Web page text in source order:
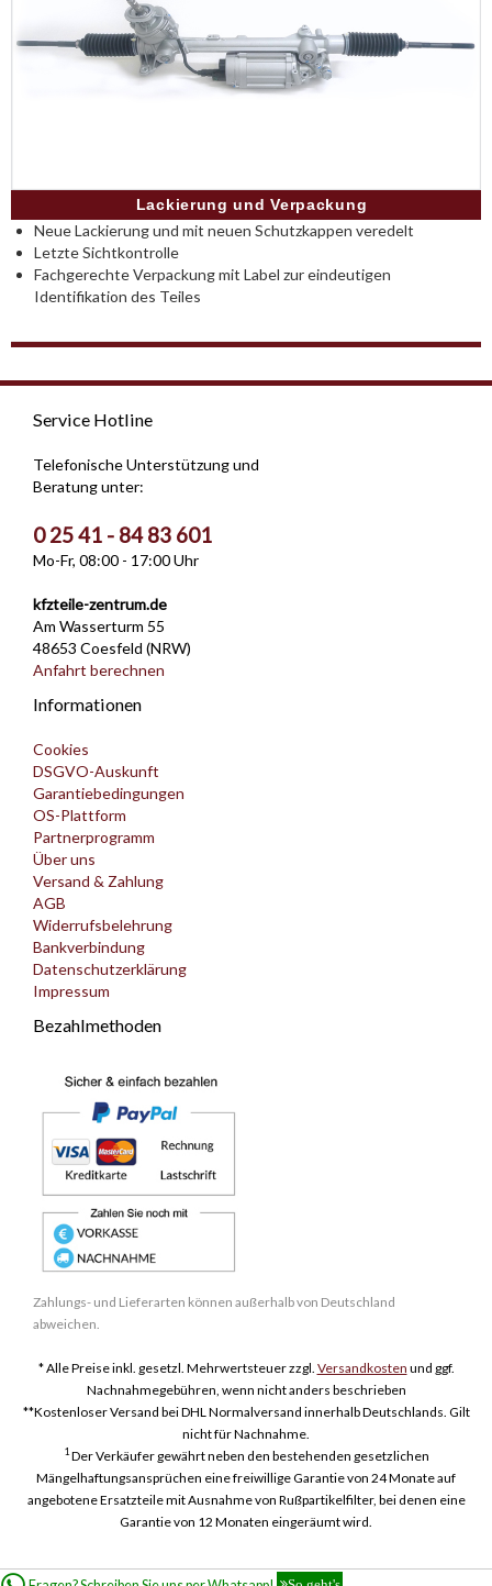
Lackierung und Verpackung
Neue Lackierung und mit neuen Schutzkappen veredelt
Letzte Sichtkontrolle
Fachgerechte Verpackung mit Label zur eindeutigen
Identifikation des Teiles
Service Hotline
Telefonische Unterstützung und
Beratung unter:
0 25 41 - 84 83 601
Mo-Fr, 08:00 - 17:00 Uhr
kfzteile-zentrum.de
Am Wasserturm 55
48653 Coesfeld (NRW)
Anfahrt berechnen
Informationen
Cookies
DSGVO-Auskunft
Garantiebedingungen
OS-Plattform
Partnerprogramm
Über uns
Versand & Zahlung
AGB
Widerrufsbelehrung
Bankverbindung
Datenschutzerklärung
Impressum
Bezahlmethoden
Zahlungs- und Lieferarten können außerhalb von Deutschland
abweichen.
* Alle Preise inkl. gesetzl. Mehrwertsteuer zzgl. Versandkosten und ggf.
Nachnahmegebühren, wenn nicht anders beschrieben
**Kostenloser Versand bei DHL Normalversand innerhalb Deutschlands. Gilt
nicht für Nachnahme.
1Der Verkäufer gewährt neben den bestehenden gesetzlichen
Mängelhaftungsansprüchen eine freiwillige Garantie von 24 Monate auf
angebotene Ersatzteile mit Ausnahme von Rußpartikelfilter, bei denen eine
Garantie von 12 Monaten eingeräumt wird.